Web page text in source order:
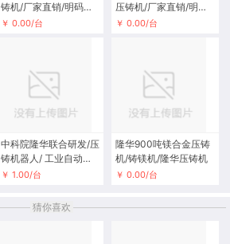
铸机/厂家直销/明码标
价
￥ 0.00/台
压铸机/厂家直销/明码
标价
￥ 0.00/台
中科院隆华联合研发/压
铸机器人/ 工业自动化/
六轴机械臂
￥ 1.00/台
隆华900吨镁合金压铸
机/铸镁机/隆华压铸机
￥ 0.00/台
猜你喜欢